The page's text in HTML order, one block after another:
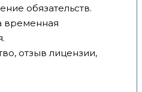
обязательств.
временная
отзыв лицензии,